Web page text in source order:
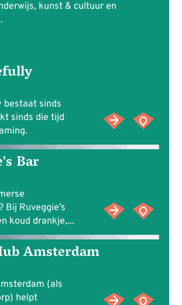
kunst & cultuur en
bestaat sinds
sinds die tijd
Bar
Bij Ruveggie’s
koud drankje,...
Amsterdam
(als
helpt